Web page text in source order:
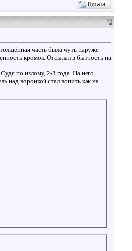
#2
часть была чуть наруже
кромок. Отсылал в бытность на
по излому, 2-3 года. На него
над воронкой стал вопить как на